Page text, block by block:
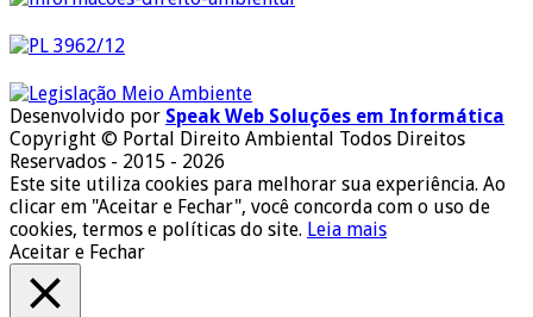
Desenvolvido por Speak Web Soluções em Informática
Copyright © Portal Direito Ambiental Todos Direitos
Reservados - 2015 - 2026
Este site utiliza cookies para melhorar sua experiência. Ao
clicar em "Aceitar e Fechar", você concorda com o uso de
cookies, termos e políticas do site. Leia mais
Aceitar e Fechar